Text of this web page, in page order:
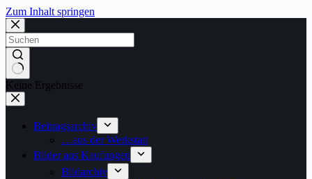
Zum Inhalt springen
Keine Ergebnisse
Beitragsarchiv
…aus der Werkstatt
Bilder aus Kaufungen
Bildarchiv